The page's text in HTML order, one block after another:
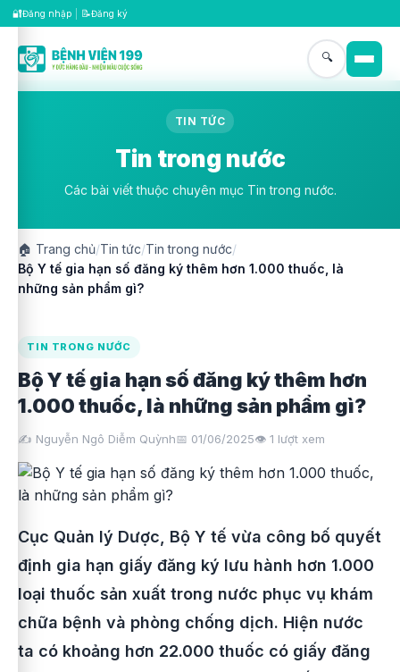
🔐Đăng nhập 📝Đăng ký
🔍
TIN TỨC
Tin trong nước
Các bài viết thuộc chuyên mục Tin trong nước.
🏠 Trang chủ/Tin tức/Tin trong nước/
Bộ Y tế gia hạn số đăng ký thêm hơn 1.000 thuốc, là
những sản phẩm gì?
TIN TRONG NƯỚC
Bộ Y tế gia hạn số đăng ký thêm hơn
1.000 thuốc, là những sản phẩm gì?
✍️ Nguyễn Ngô Diễm Quỳnh📅 01/06/2025👁️ 1 lượt xem
Cục Quản lý Dược, Bộ Y tế vừa công bố quyết
định gia hạn giấy đăng ký lưu hành hơn 1.000
loại thuốc sản xuất trong nước phục vụ khám
chữa bệnh và phòng chống dịch. Hiện nước
ta có khoảng hơn 22.000 thuốc có giấy đăng